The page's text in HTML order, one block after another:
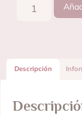
Descripción